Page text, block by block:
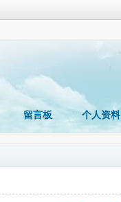
留言板 个人资料